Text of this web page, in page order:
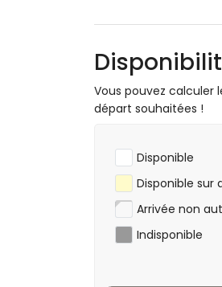
Vous pouvez calculer
départ souhaitées !
Disponible
Disponible sur
Arrivée non
Indisponible